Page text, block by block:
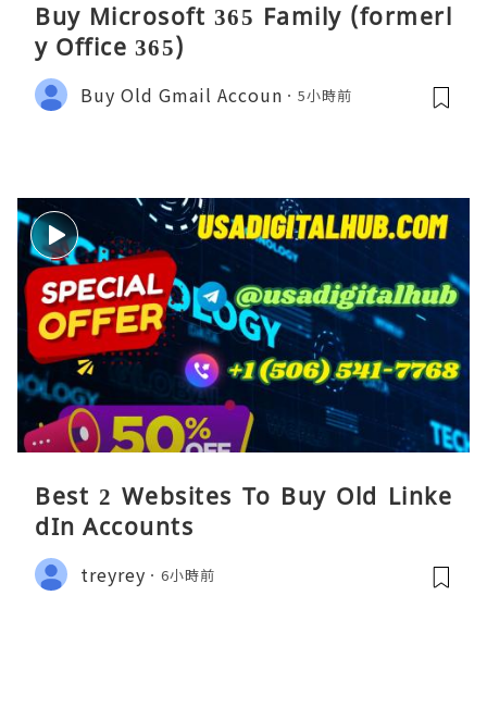
Buy Microsoft 365 Family (formerl
y Office 365)
Buy Old Gmail Accoun 5小時前
Best 2 Websites To Buy Old Linke
dIn Accounts
treyrey 6小時前